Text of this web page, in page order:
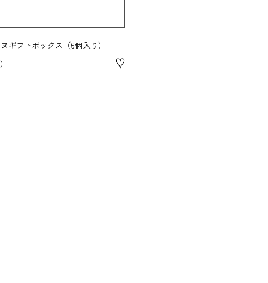
ギフトボックス（6個入り）
♥